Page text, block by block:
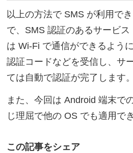
以上の方法で SMS が利用で
で、SMS 認証のあるサービ
は Wi-Fi で通信ができるよう
認証コードなどを受信し、サ
ては自動で認証が完了します。
また、今回は Android 端末で
じ理屈で他の OS でも適用で
この記事をシェア